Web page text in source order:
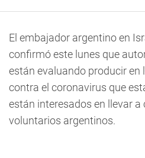
El embajador argentino en
confirmó este lunes que
están evaluando producir en
contra el coronavirus que
están interesados en llevar a
voluntarios argentinos.